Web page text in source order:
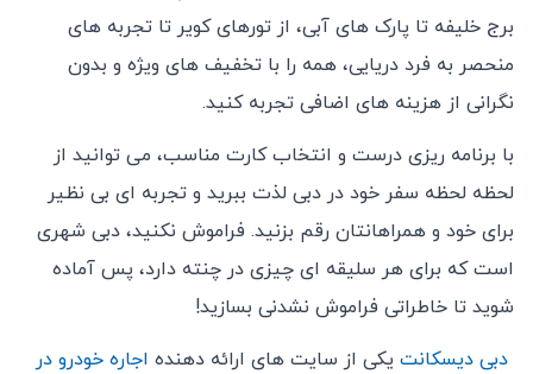
برج خلیفه تا پارک‌ های آبی، از تورهای کویر تا تجربه‌ های
منحصر ‌به ‌فرد دریایی، همه را با تخفیف ‌های ویژه و بدون
نگرانی از هزینه‌ های اضافی تجربه کنید.
با برنامه‌ ریزی درست و انتخاب کارت مناسب، می ‌توانید از
لحظه لحظه‌ سفر خود در دبی لذت ببرید و تجربه ‌ای بی‌ نظیر
برای خود و همراهانتان رقم بزنید. فراموش نکنید، دبی شهری
است که برای هر سلیقه ‌ای چیزی در چنته دارد، پس آماده
شوید تا خاطراتی فراموش ‌نشدنی بسازید!
دبی دیسکانت یکی از سایت های ارائه دهنده اجاره خودرو در